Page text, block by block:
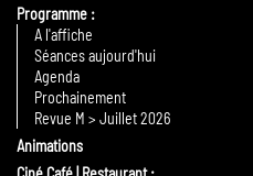
Programme
A l'affiche
Séances aujourd'hui
Agenda
Prochainement
Revue M > Juillet 2026
Animations